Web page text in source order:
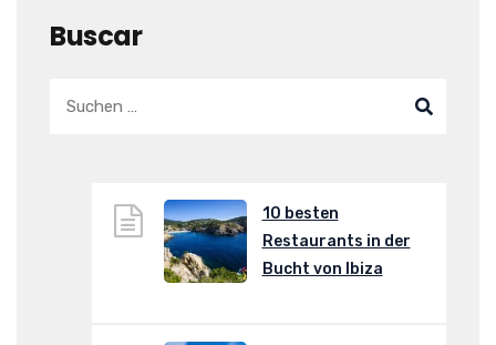
Buscar
10 besten
Restaurants in der
Bucht von Ibiza